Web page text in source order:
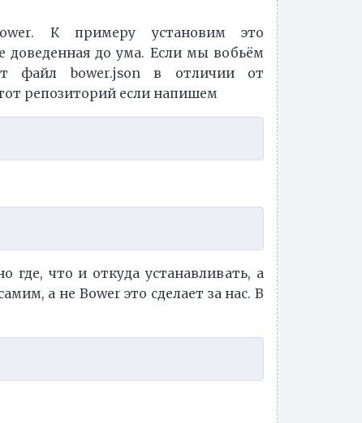
К примеру установим это
доведенная до ума. Если мы вобьём
файл bower.json в отличии от
репозиторий если напишем
что и откуда устанавливать, а
а не Bower это сделает за нас. В